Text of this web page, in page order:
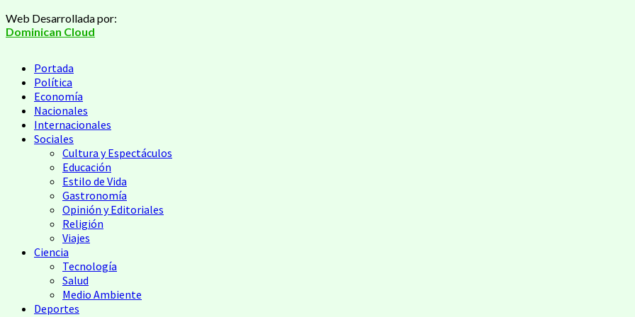
Saltar
al
Web Desarrollada por:
Dominican Cloud
Menú
principal
Portada
Política
Economía
Nacionales
Internacionales
Sociales
Cultura y Espectáculos
Educación
Estilo de Vida
Gastronomía
Opinión y Editoriales
Religión
Viajes
Ciencia
Tecnología
Salud
Medio Ambiente
Deportes